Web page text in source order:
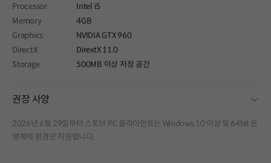
Processor
Intel i5
Memory
4GB
Graphics
NVIDIA GTX 960
DirectX
DirextX 11.0
Storage
500MB 이상 저장 공간
권장 사양
2026년 6월 29일부터 스토브 PC 클라이언트는 Windows 10 이상 및 64bit 운
영체제 환경만 지원합니다.